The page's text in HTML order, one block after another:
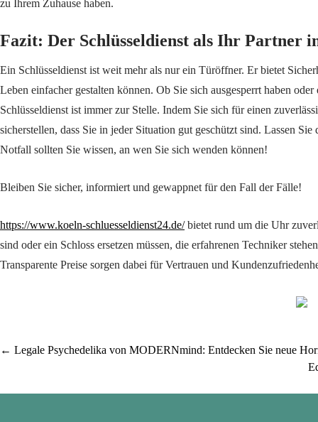
zu Ihrem Zuhause haben.
Fazit: Der Schlüsseldienst als Ihr Partner
Ein Schlüsseldienst ist weit mehr als nur ein Türöffner. Er bietet
Leben einfacher gestalten können. Ob Sie sich ausgesperrt haben
Schlüsseldienst ist immer zur Stelle. Indem Sie sich für einen
sicherstellen, dass Sie in jeder Situation gut geschützt sind. Lassen
Notfall sollten Sie wissen, an wen Sie sich wenden können!
Bleiben Sie sicher, informiert und gewappnet für den Fall der Fälle!
https://www.koeln-schluesseldienst24.de/bietet rund um die Uhr
sind oder ein Schloss ersetzen müssen, die erfahrenen Techniker
Transparente Preise sorgen dabei für Vertrauen und
Post
← Legale Psychedelika von MODERNmind: Entdecken Sie neue